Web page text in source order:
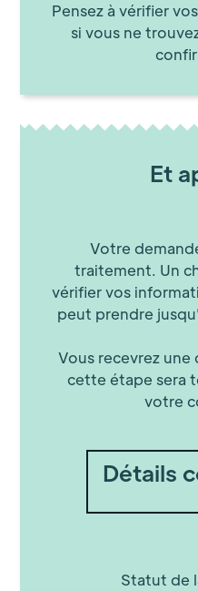
Pensez à vérifier
si vous ne
Et
Votre
traitement. Un
vérifier vos
peut prendre
Vous recevrez
cette étape sera
votre
Détails
Statut de